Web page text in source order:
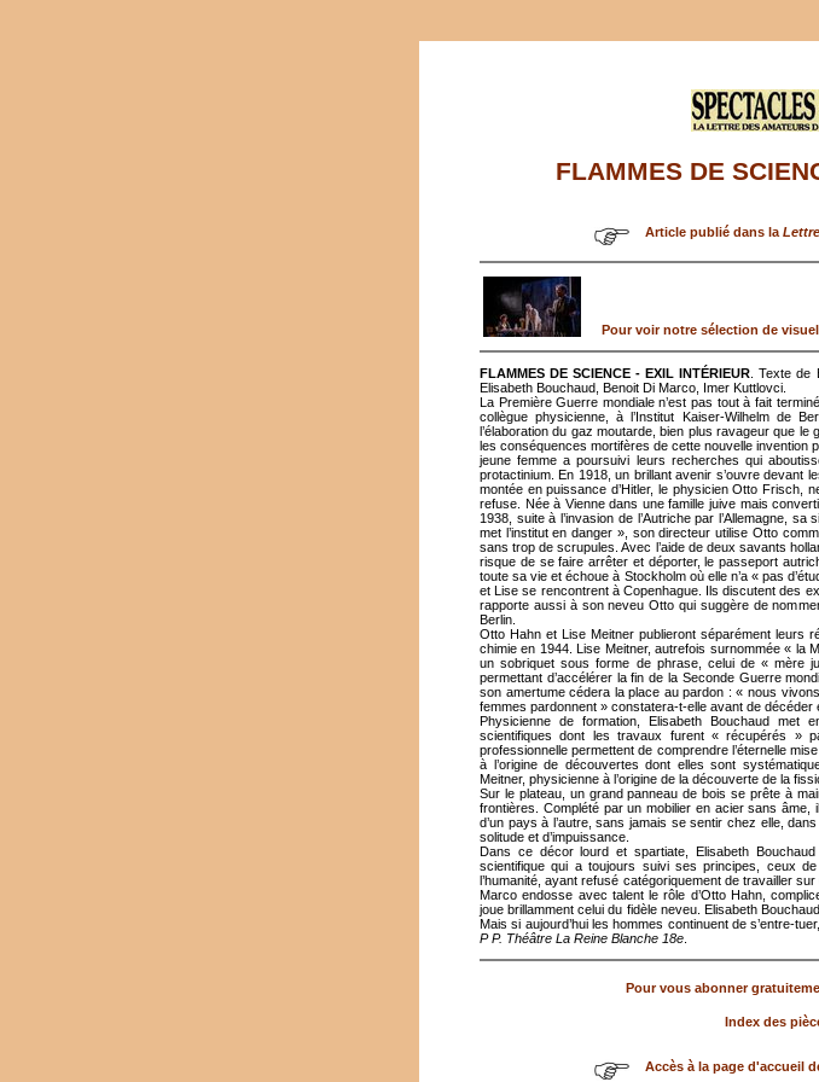
FLAMMES DE
Article publié dans la Lettre
Pour voir notre sélection de
FLAMMES DE SCIENCE - EXIL INTÉRIEUR . Texte
Elisabeth Bouchaud, Benoit Di Marco, Imer Kuttlovci.
La Première Guerre mondiale n’est pas tout à fait
collègue physicienne, à l’Institut Kaiser-Wilhelm de
l’élaboration du gaz moutarde, bien plus ravageur que
les conséquences mortifères de cette nouvelle invention
jeune femme a poursuivi leurs recherches qui
protactinium. En 1918, un brillant avenir s’ouvre devant
montée en puissance d’Hitler, le physicien Otto Frisch,
refuse. Née à Vienne dans une famille juive mais
1938, suite à l’invasion de l’Autriche par l’Allemagne,
met l’institut en danger », son directeur utilise Otto
sans trop de scrupules. Avec l’aide de deux savants
risque de se faire arrêter et déporter, le passeport
toute sa vie et échoue à Stockholm où elle n’a « pas
et Lise se rencontrent à Copenhague. Ils discutent des
rapporte aussi à son neveu Otto qui suggère de
Berlin.
Otto Hahn et Lise Meitner publieront séparément leurs
chimie en 1944. Lise Meitner, autrefois surnommée « la
un sobriquet sous forme de phrase, celui de « mère
permettant d’accélérer la fin de la Seconde Guerre
son amertume cédera la place au pardon : « nous
femmes pardonnent » constatera-t-elle avant de décéder
Physicienne de formation, Elisabeth Bouchaud met
scientifiques dont les travaux furent « récupérés »
professionnelle permettent de comprendre l’éternelle
à l’origine de découvertes dont elles sont
Meitner, physicienne à l’origine de la découverte de la
Sur le plateau, un grand panneau de bois se prête à
frontières. Complété par un mobilier en acier sans
d’un pays à l’autre, sans jamais se sentir chez elle,
solitude et d’impuissance.
Dans ce décor lourd et spartiate, Elisabeth
scientifique qui a toujours suivi ses principes, ceux
l’humanité, ayant refusé catégoriquement de travailler
Marco endosse avec talent le rôle d’Otto Hahn,
joue brillamment celui du fidèle neveu. Elisabeth
Mais si aujourd’hui les hommes continuent de s’entre-
P P. Théâtre La Reine Blanche 18e
Pour vous abonner
Index des
Accès à la page d'accueil